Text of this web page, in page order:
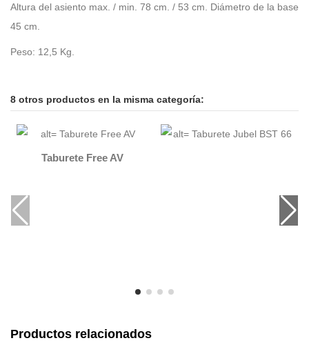
Altura del asiento max. / min. 78 cm. / 53 cm. Diámetro de la base
45 cm.
Peso: 12,5 Kg.
8 otros productos en la misma categoría:
Taburete Free AV
Productos relacionados